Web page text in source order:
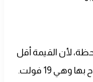
لأن القيمة أقل
19 فولت.